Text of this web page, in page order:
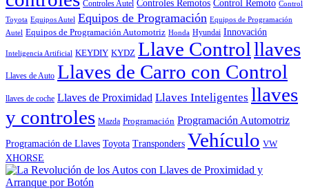
Controles Autel Controles Remotos Control Remoto Control
Toyota Equipos Autel Equipos de Programación Equipos de Programación
Autel Equipos de Programación Automotriz Honda Hyundai Innovación
Inteligencia Artificial KEYDIY KYDZ Llave Controlllaves
Llaves de Auto Llaves de Carro con Control
llaves de coche Llaves de Proximidad Llaves Inteligentes llaves
y controles Mazda Programación Programación Automotriz
Programación de Llaves Toyota Transponders Vehículo VW
XHORSE